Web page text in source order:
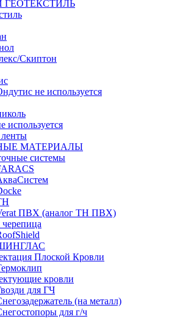
ГЕОТЕКСТИЛЬ
Скиптон
не используется
используется
МАТЕРИАЛЫ
системы
ПВХ (аналог ТН ПВХ)
черепица
Плоской Кровли
кровли
для ГЧ
(на металл)
для г/ч